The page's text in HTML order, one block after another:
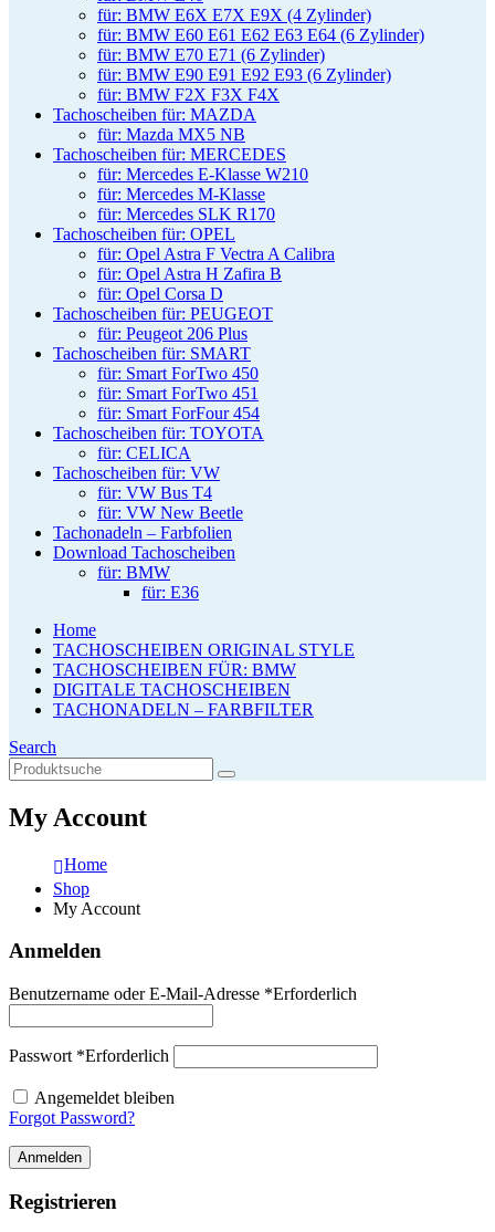
für: BMW E6X E7X E9X (4 Zylinder)
für: BMW E60 E61 E62 E63 E64 (6 Zylinder)
für: BMW E70 E71 (6 Zylinder)
für: BMW E90 E91 E92 E93 (6 Zylinder)
für: BMW F2X F3X F4X
Tachoscheiben für: MAZDA
für: Mazda MX5 NB
Tachoscheiben für: MERCEDES
für: Mercedes E-Klasse W210
für: Mercedes M-Klasse
für: Mercedes SLK R170
Tachoscheiben für: OPEL
für: Opel Astra F Vectra A Calibra
für: Opel Astra H Zafira B
für: Opel Corsa D
Tachoscheiben für: PEUGEOT
für: Peugeot 206 Plus
Tachoscheiben für: SMART
für: Smart ForTwo 450
für: Smart ForTwo 451
für: Smart ForFour 454
Tachoscheiben für: TOYOTA
für: CELICA
Tachoscheiben für: VW
für: VW Bus T4
für: VW New Beetle
Tachonadeln – Farbfolien
Download Tachoscheiben
für: BMW
für: E36
Home
TACHOSCHEIBEN ORIGINAL STYLE
TACHOSCHEIBEN FÜR: BMW
DIGITALE TACHOSCHEIBEN
TACHONADELN – FARBFILTER
Search
My Account
Home
Shop
My Account
Anmelden
Benutzername oder E-Mail-Adresse *Erforderlich
Passwort *Erforderlich
Angemeldet bleiben
Forgot Password?
Anmelden
Registrieren